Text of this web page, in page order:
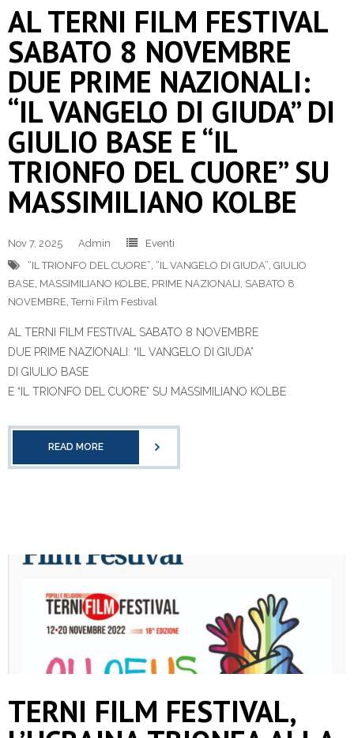
AL TERNI FILM FESTIVAL
SABATO 8 NOVEMBRE
DUE PRIME NAZIONALI:
“IL VANGELO DI GIUDA” DI
GIULIO BASE E “IL
TRIONFO DEL CUORE” SU
MASSIMILIANO KOLBE
Nov 7, 2025 Admin
Eventi
“IL TRIONFO DEL CUORE” “IL VANGELO DI GIUDA” GIULIO
BASE MASSIMILIANO KOLBE PRIME NAZIONALI SABATO 8
NOVEMBRE ,Terni Film Festival
AL TERNI FILM FESTIVAL SABATO 8 NOVEMBRE
DUE PRIME NAZIONALI: “IL VANGELO DI GIUDA”
DI GIULIO BASE
E “IL TRIONFO DEL CUORE” SU MASSIMILIANO KOLBE
READ MORE
TERNI FILM FESTIVAL,